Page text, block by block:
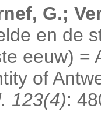
G.;
en de
eeuw) =
of
123(4):